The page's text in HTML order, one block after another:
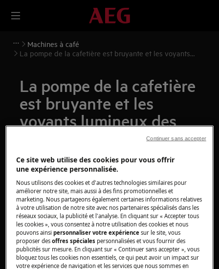
Machines à café
La pompe de la cafetière est bruyante et les voyants
La pompe de la cafetière
est bruyante et les
voyants lumineux des
petites et grandes tasses
clignotent
Problème
Le lait ne mousse pas
S'applique à
Série de cafetières Favola
Solution
Ce site web utilise des cookies pour vous offrir
une expérience personnalisée.
Nous utilisons des cookies et d'autres technologies similaires pour
améliorer notre site, mais aussi à des fins promotionnelles et
marketing. Nous partageons également certaines informations relatives
à votre utilisation de notre site avec nos partenaires spécialisés dans les
réseaux sociaux, la publicité et l'analyse. En cliquant sur « Accepter tous
les cookies », vous consentez à notre utilisation des cookies et nous
pouvons ainsipersonnaliser votre expériencesur le site, vous
proposer desoffres spéciales personnalisées et vous fournir des
publicités sur mesure. En cliquant sur « Continuer sans accepter », vous
bloquez tous les cookies non essentiels, ce qui peut avoir un impact sur
votre expérience de navigation et les services que nous sommes en
Continuer sans accepter